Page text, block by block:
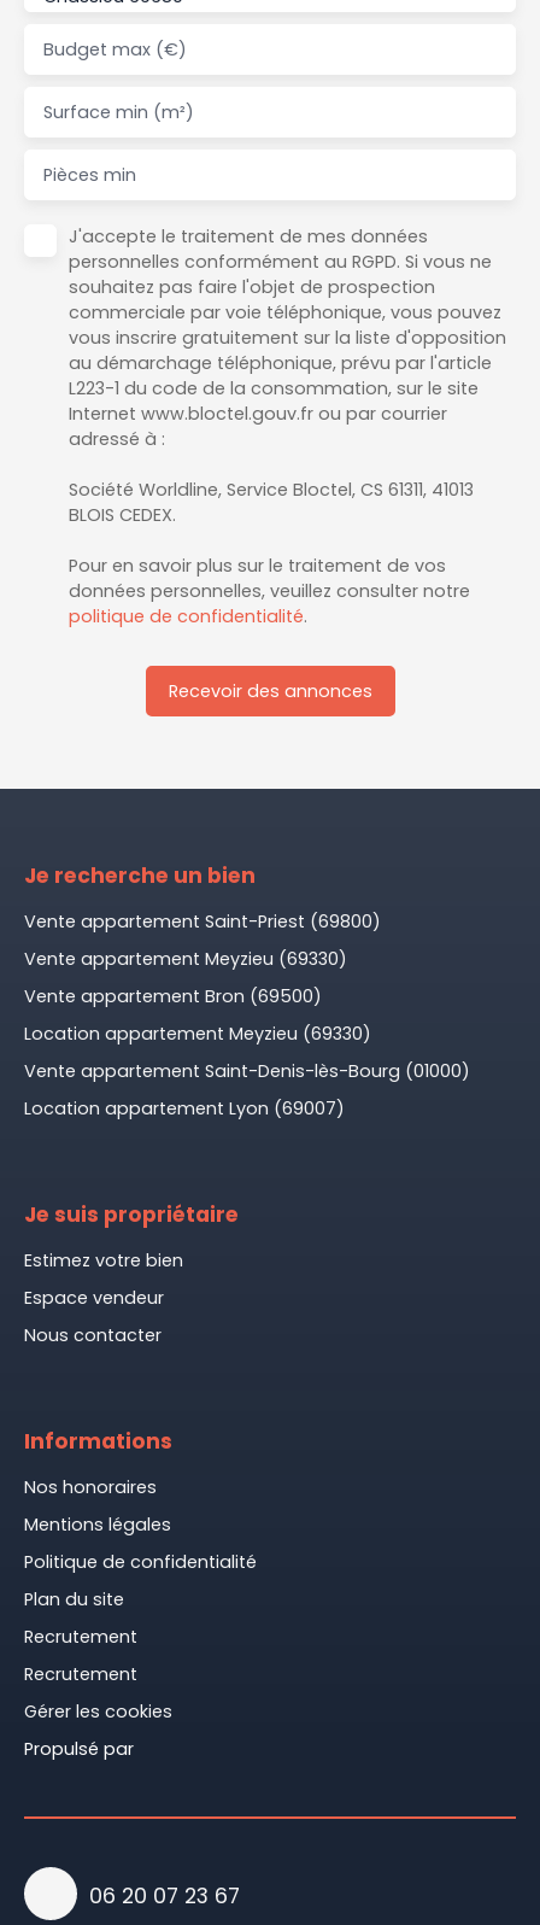
Budget max (€)
Surface min (m²)
Pièces min
J'accepte le traitement de mes données
personnelles conformément au RGPD. Si vous ne
souhaitez pas faire l'objet de prospection
commerciale par voie téléphonique, vous pouvez
vous inscrire gratuitement sur la liste d'opposition
au démarchage téléphonique, prévu par l'article
L223-1 du code de la consommation, sur le site
Internet www.bloctel.gouv.fr ou par courrier
adressé à :
Société Worldline, Service Bloctel, CS 61311, 41013
BLOIS CEDEX.
Pour en savoir plus sur le traitement de vos
données personnelles, veuillez consulter notre
politique de confidentialité.
Recevoir des annonces
Je recherche un bien
Vente appartement Saint-Priest (69800)
Vente appartement Meyzieu (69330)
Vente appartement Bron (69500)
Location appartement Meyzieu (69330)
Vente appartement Saint-Denis-lès-Bourg (01000)
Location appartement Lyon (69007)
Je suis propriétaire
Estimez votre bien
Espace vendeur
Nous contacter
Informations
Nos honoraires
Mentions légales
Politique de confidentialité
Plan du site
Recrutement
Recrutement
Gérer les cookies
Propulsé par
06 20 07 23 67